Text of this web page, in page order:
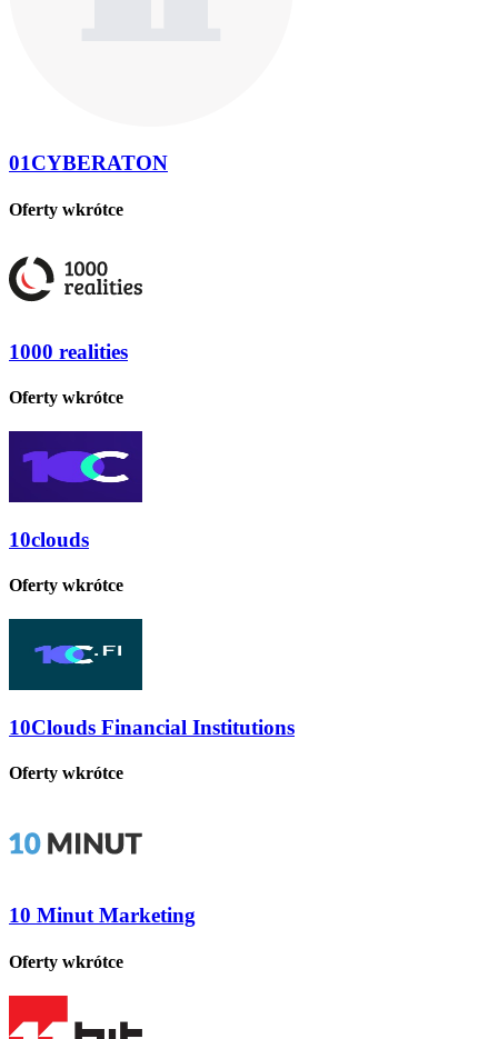
01CYBERATON
Oferty wkrótce
1000 realities
Oferty wkrótce
10clouds
Oferty wkrótce
10Clouds Financial Institutions
Oferty wkrótce
10 Minut Marketing
Oferty wkrótce